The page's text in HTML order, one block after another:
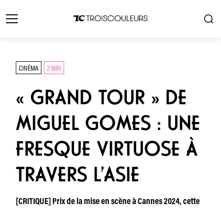
CINÉMA 2 MIN
« GRAND TOUR » DE
MIGUEL GOMES : UNE
FRESQUE VIRTUOSE À
TRAVERS L’ASIE
[CRITIQUE] Prix de la mise en scène à Cannes 2024, cette